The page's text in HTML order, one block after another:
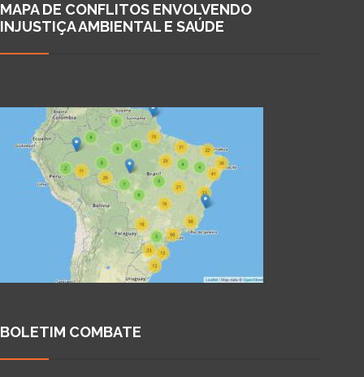
MAPA DE CONFLITOS ENVOLVENDO
INJUSTIÇA AMBIENTAL E SAÚDE
BOLETIM COMBATE